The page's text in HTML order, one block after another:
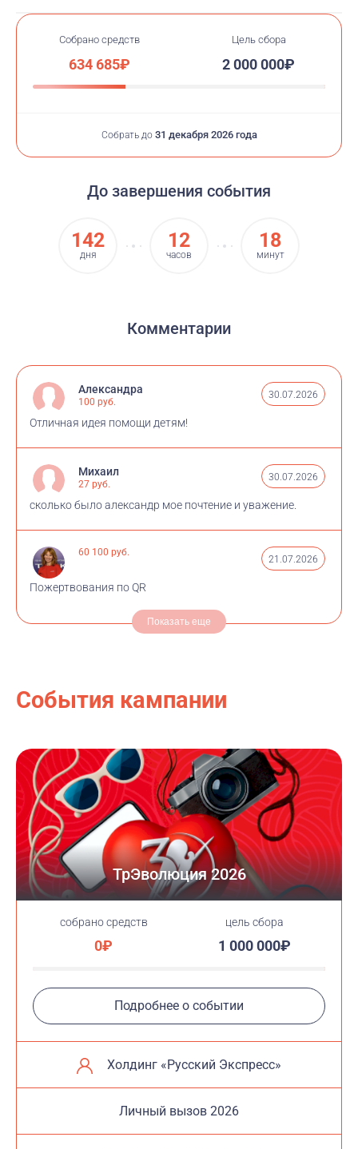
фонд, если не исполните обещания. И не важно, кто
победит — вы или ваша старая жизнь — в любом
случае вы поможете детям!
Собрано средств
634 685₽
Цель сбора
2 000 000₽
Собрать до 31 декабря 2026 года
До завершения события
142
дня
12
часов
18
минут
Комментарии
Александра
100 руб.
30.07.2026
Отличная идея помощи детям!
Михаил
27 руб.
30.07.2026
сколько было александр мое почтение и уважение.
60 100 руб.
21.07.2026
Пожертвования по QR
Показать еще
События кампании
ТрЭволюция 2026
cобрано средств
0₽
цель сбора
1 000 000₽
Подробнее о событии
Холдинг «Русский Экспресс»
Личный вызов 2026